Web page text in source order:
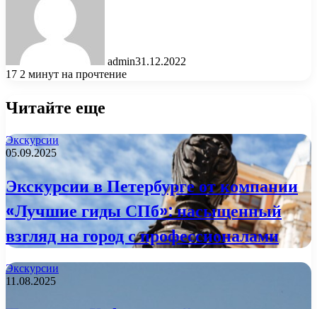
admin31.12.2022
17 2 минут на прочтение
Читайте еще
Экскурсии
05.09.2025
Экскурсии в Петербурге от компании
«Лучшие гиды СПб»: насыщенный
взгляд на город с профессионалами
Экскурсии
11.08.2025